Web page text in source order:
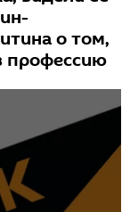
о том,
профессию